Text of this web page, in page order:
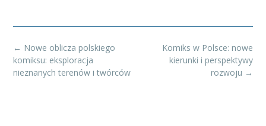
Post
navigation
Komiks w Polsce: nowe
kierunki i perspektywy
rozwoju →
← Nowe oblicza polskiego
komiksu: eksploracja
nieznanych terenów i twórców